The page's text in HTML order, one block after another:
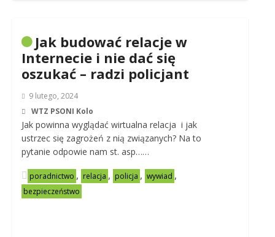
Jak budować relacje w
Internecie i nie dać się
oszukać – radzi policjant
9 lutego, 2024
WTZ PSONI Kolo
Jak powinna wyglądać wirtualna relacja i jak
ustrzec się zagrożeń z nią związanych? Na to
pytanie odpowie nam st. asp……
poradnictwo , relacja , policja , wywiad ,
bezpieczeństwo